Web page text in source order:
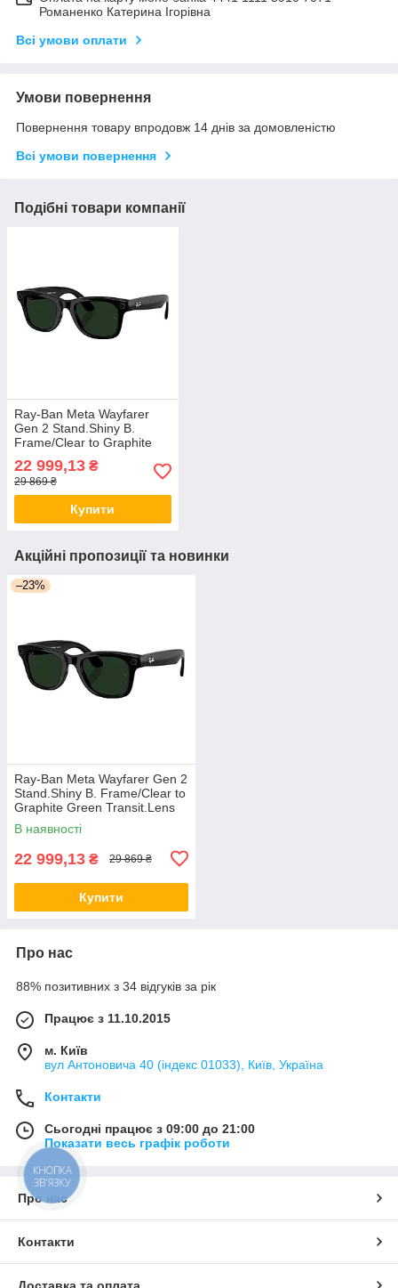
Романенко Катерина Ігорівна
Всі умови оплати
Умови повернення
Повернення товару впродовж 14 днів за домовленістю
Всі умови повернення
Подібні товари компанії
Ray-Ban Meta Wayfarer
Gen 2 Stand.Shiny B.
Frame/Clear to Graphite
(RW4012 601/1M 50-22)
Смарт-окуляри
22 999,13 ₴
29 869 ₴
Купити
Акційні пропозиції та новинки
–23%
Ray-Ban Meta Wayfarer Gen 2
Stand.Shiny B. Frame/Clear to
Graphite Green Transit.Lens
(М) (RW4012 601/1M 50-22)
Смарт-окуляри
В наявності
22 999,13 ₴ 29 869 ₴
Купити
Про нас
88% позитивних з 34 відгуків за рік
Працює з 11.10.2015
м. Київ
вул Антоновича 40 (індекс 01033), Київ, Україна
Контакти
Сьогодні працює з 09:00 до 21:00
Показати весь графік роботи
Про нас
Контакти
КНОПКА
ЗВ'ЯЗКУ